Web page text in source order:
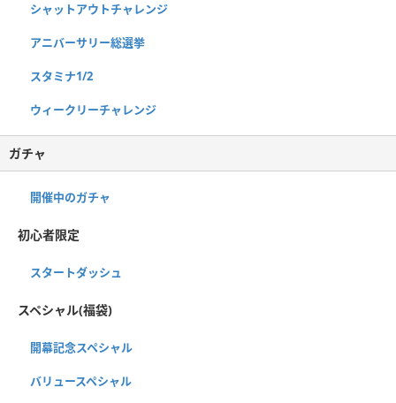
シャットアウトチャレンジ
アニバーサリー総選挙
スタミナ1/2
ウィークリーチャレンジ
ガチャ
開催中のガチャ
初心者限定
スタートダッシュ
スペシャル(福袋)
開幕記念スペシャル
バリュースペシャル